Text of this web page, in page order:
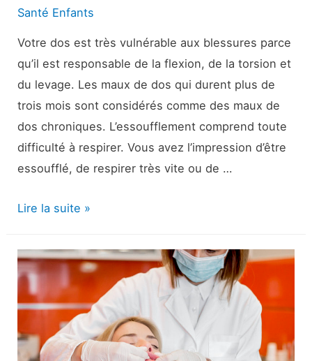
Santé Enfants
Votre dos est très vulnérable aux blessures parce
qu’il est responsable de la flexion, de la torsion et
du levage. Les maux de dos qui durent plus de
trois mois sont considérés comme des maux de
dos chroniques. L’essoufflement comprend toute
difficulté à respirer. Vous avez l’impression d’être
essoufflé, de respirer très vite ou de …
Douleurs
et
essoufflement
Lire la suite »